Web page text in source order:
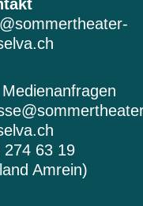
274 63 19
Amrein)